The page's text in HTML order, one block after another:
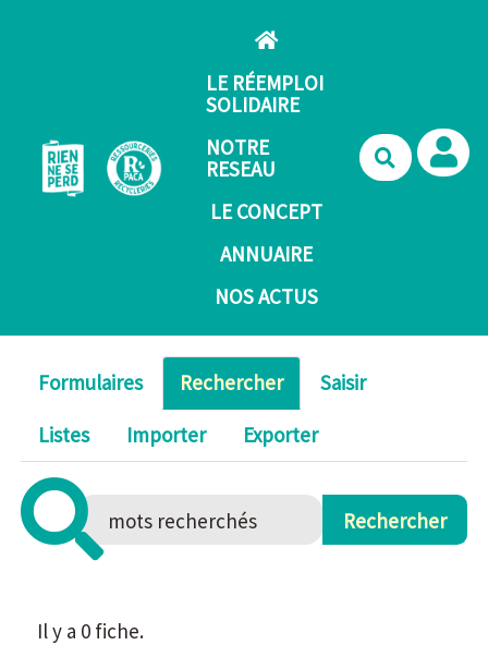
LE RÉEMPLOI
SOLIDAIRE
NOTRE
RESEAU
LE CONCEPT
ANNUAIRE
NOS ACTUS
Formulaires Rechercher
Saisir
Listes
Importer Exporter
Il y a 0 fiche.